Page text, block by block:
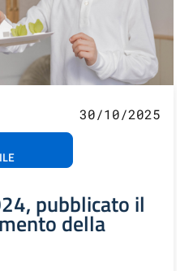
30/10/2025
pubblicato il
della